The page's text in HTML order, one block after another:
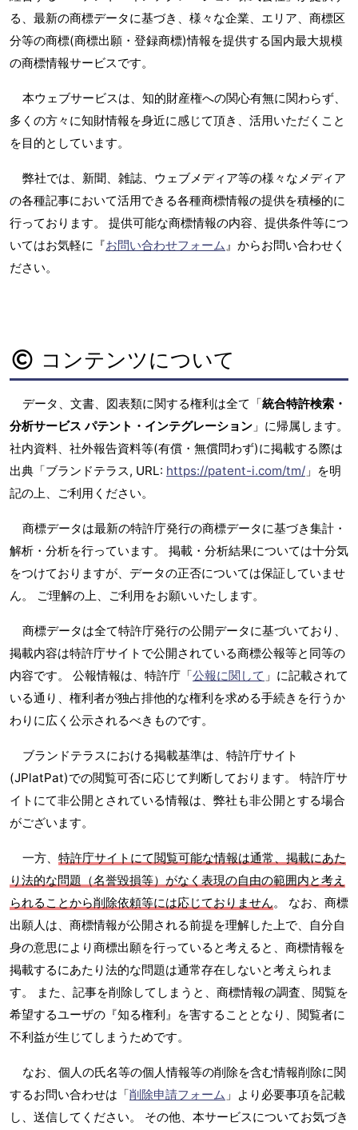
る、最新の商標データに基づき、様々な企業、エリア、商標区
分等の商標(商標出願・登録商標)情報を提供する国内最大規模
の商標情報サービスです。
本ウェブサービスは、知的財産権への関心有無に関わらず、
多くの方々に知財情報を身近に感じて頂き、活用いただくこと
を目的としています。
弊社では、新聞、雑誌、ウェブメディア等の様々なメディア
の各種記事において活用できる各種商標情報の提供を積極的に
行っております。 提供可能な商標情報の内容、提供条件等につ
いてはお気軽に『お問い合わせフォーム』からお問い合わせく
ださい。
コンテンツについて
データ、文書、図表類に関する権利は全て「統合特許検索・
分析サービス パテント・インテグレーション 」に帰属します。
社内資料、社外報告資料等(有償・無償問わず)に掲載する際は
出典「ブランドテラス, URL: https://patent-i.com/tm/ 」を明
記の上、ご利用ください。
商標データは最新の特許庁発行の商標データに基づき集計・
解析・分析を行っています。 掲載・分析結果については十分気
をつけておりますが、データの正否については保証していませ
ん。 ご理解の上、ご利用をお願いいたします。
商標データは全て特許庁発行の公開データに基づいており、
掲載内容は特許庁サイトで公開されている商標公報等と同等の
内容です。 公報情報は、特許庁「公報に関して 」に記載されて
いる通り、権利者が独占排他的な権利を求める手続きを行うか
わりに広く公示されるべきものです。
ブランドテラスにおける掲載基準は、特許庁サイト
(JPlatPat)での閲覧可否に応じて判断しております。 特許庁サ
イトにて非公開とされている情報は、弊社も非公開とする場合
がございます。
一方、 特許庁サイトにて閲覧可能な情報は通常、掲載にあた
り法的な問題（名誉毀損等）がなく表現の自由の範囲内と考え
られることから削除依頼等には応じておりません。 なお、商標
出願人は、商標情報が公開される前提を理解した上で、自分自
身の意思により商標出願を行っていると考えると、商標情報を
掲載するにあたり法的な問題は通常存在しないと考えられま
す。 また、記事を削除してしまうと、商標情報の調査、閲覧を
希望するユーザの『知る権利』を害することとなり、閲覧者に
不利益が生じてしまうためです。
なお、個人の氏名等の個人情報等の削除を含む情報削除に関
するお問い合わせは「削除申請フォーム 」より必要事項を記載
し、送信してください。 その他、本サービスについてお気づき